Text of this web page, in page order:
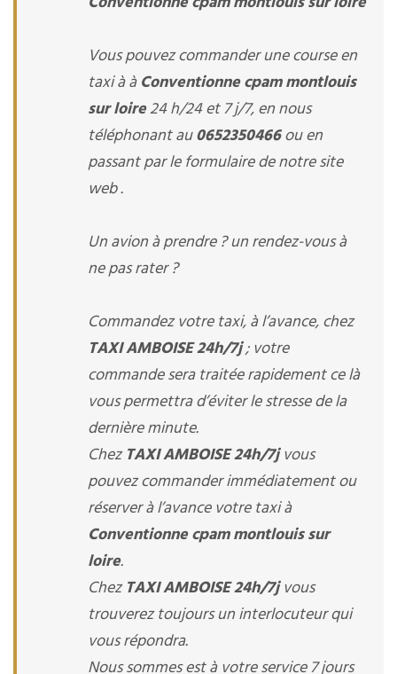
Vous pouvez commander une course en
taxi à àConventionne cpam montlouis
sur loire24 h/24 et 7 j/7, en nous
téléphonant au0652350466ou en
passant par le formulaire de notre site
web .
Un avion à prendre ? un rendez-vous à
ne pas rater ?
Commandez votre taxi, à l’avance, chez
TAXI AMBOISE 24h/7j; votre
commande sera traitée rapidement ce là
vous permettra d’éviter le stresse de la
dernière minute.
ChezTAXI AMBOISE 24h/7jvous
pouvez commander immédiatement ou
réserver à l’avance votre taxi à
Conventionne cpam montlouis sur
loire.
ChezTAXI AMBOISE 24h/7jvous
trouverez toujours un interlocuteur qui
vous répondra.
Nous sommes est à votre service 7 jours